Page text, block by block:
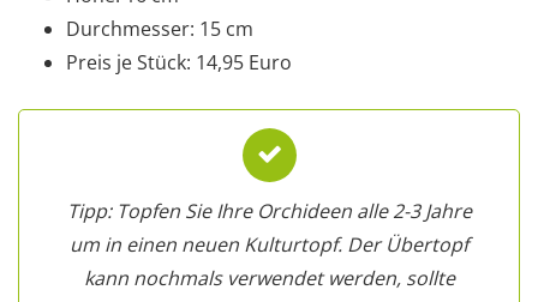
Durchmesser: 15 cm
Preis je Stück: 14,95 Euro
Tipp: Topfen Sie Ihre Orchideen alle 2-3 Jahre
um in einen neuen Kulturtopf. Der Übertopf
kann nochmals verwendet werden, sollte